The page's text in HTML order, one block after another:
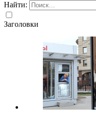
Найти:
Заголовки